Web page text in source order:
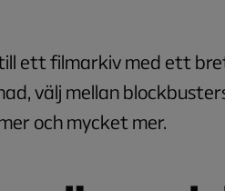
ett filmarkiv med ett
välj mellan
och mycket mer.